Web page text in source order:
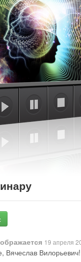
19 апреля
Вячеслав Вилорьевич!